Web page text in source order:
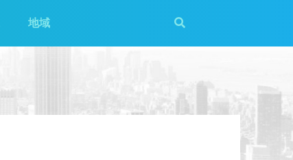
地域